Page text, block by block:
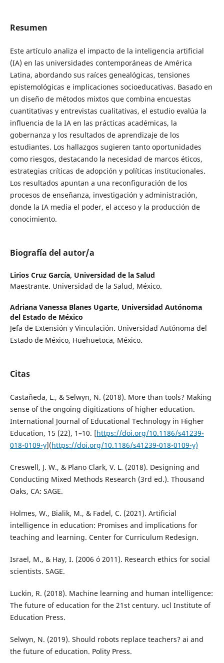
Resumen
Este artículo analiza el impacto de la inteligencia artificial
(IA) en las universidades contemporáneas de América
Latina, abordando sus raíces genealógicas, tensiones
epistemológicas e implicaciones socioeducativas. Basado en
un diseño de métodos mixtos que combina encuestas
cuantitativas y entrevistas cualitativas, el estudio evalúa la
influencia de la IA en las prácticas académicas, la
gobernanza y los resultados de aprendizaje de los
estudiantes. Los hallazgos sugieren tanto oportunidades
como riesgos, destacando la necesidad de marcos éticos,
estrategias críticas de adopción y políticas institucionales.
Los resultados apuntan a una reconfiguración de los
procesos de enseñanza, investigación y administración,
donde la IA media el poder, el acceso y la producción de
conocimiento.
Biografía del autor/a
Lirios Cruz García, Universidad de la Salud
Maestrante. Universidad de la Salud, México.
Adriana Vanessa Blanes Ugarte, Universidad Autónoma
del Estado de México
Jefa de Extensión y Vinculación. Universidad Autónoma del
Estado de México, Huehuetoca, México.
Citas
Castañeda, L., & Selwyn, N. (2018). More than tools? Making
sense of the ongoing digitizations of higher education.
International Journal of Educational Technology in Higher
Education, 15 (22), 1–10. [https://doi.org/10.1186/s41239-
018-0109-y](https://doi.org/10.1186/s41239-018-0109-y)
Creswell, J. W., & Plano Clark, V. L. (2018). Designing and
Conducting Mixed Methods Research (3rd ed.). Thousand
Oaks, CA: SAGE.
Holmes, W., Bialik, M., & Fadel, C. (2021). Artificial
intelligence in education: Promises and implications for
teaching and learning. Center for Curriculum Redesign.
Israel, M., & Hay, I. (2006 ó 2011). Research ethics for social
scientists. SAGE.
Luckin, R. (2018). Machine learning and human intelligence:
The future of education for the 21st century. ucl Institute of
Education Press.
Selwyn, N. (2019). Should robots replace teachers? ai and
the future of education. Polity Press.